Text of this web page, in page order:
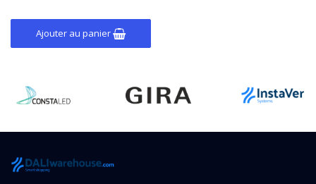
Ajouter au panier